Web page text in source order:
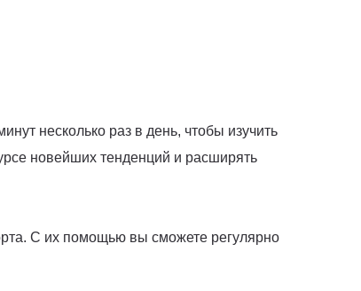
несколько раз в день, чтобы изучить
новейших тенденций и расширять
С их помощью вы сможете регулярно